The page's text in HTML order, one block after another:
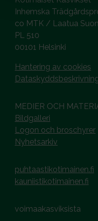
Inhemska
co MTK / Laatua
PL 510
00101 Helsinki
Hantering av cookies
MEDIER OCH
Bildgalleri
Logon och broschyrer
Nyhetsarkiv
puhtaastikotimainen.fi
kauniistikotimainen.fi
voimaakasviksista